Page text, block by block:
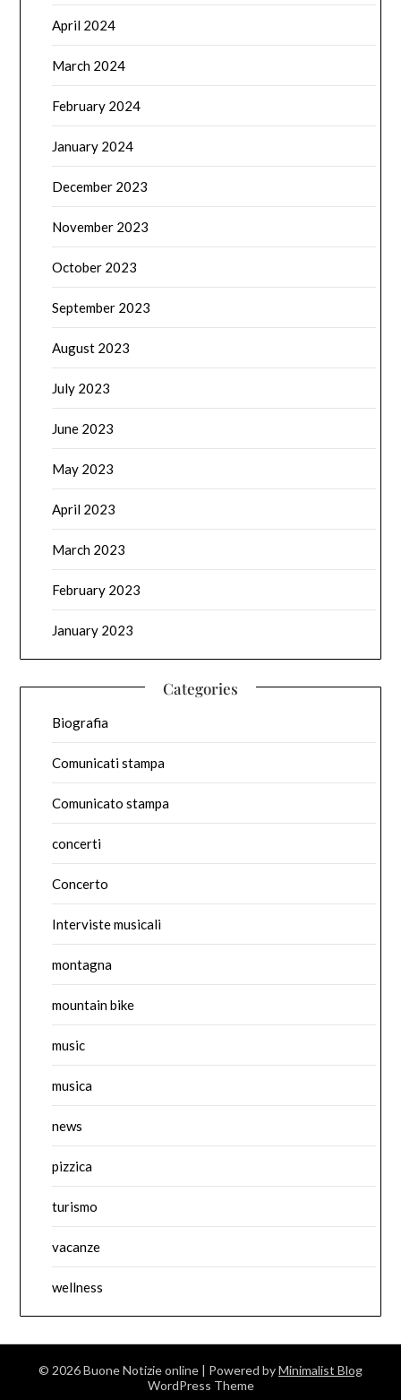
April 2024
March 2024
February 2024
January 2024
December 2023
November 2023
October 2023
September 2023
August 2023
July 2023
June 2023
May 2023
April 2023
March 2023
February 2023
January 2023
Categories
Biografia
Comunicati stampa
Comunicato stampa
concerti
Concerto
Interviste musicali
montagna
mountain bike
music
musica
news
pizzica
turismo
vacanze
wellness
© 2026 Buone Notizie online | Powered byMinimalist Blog
WordPress Theme